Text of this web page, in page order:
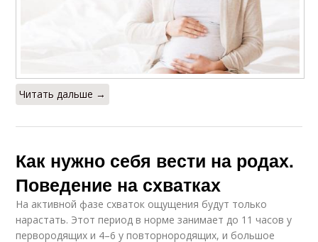
Читать дальше →
Как нужно себя вести на родах.
Поведение на схватках
На активной фазе схваток ощущения будут только
нарастать. Этот период в норме занимает до 11 часов у
первородящих и 4–6 у повторнородящих, и большое